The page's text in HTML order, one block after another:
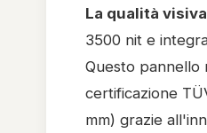
La qualità
3500 nit e
Questo pannello
certificazione
mm) grazie